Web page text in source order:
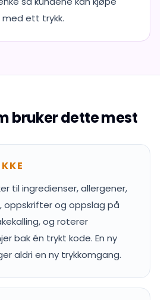
ett trykk.
bruker dette mest
til ingredienser, allergener,
oppskrifter og oppslag på
og roterer
bak én trykt kode. En ny
aldri en ny trykkomgang.